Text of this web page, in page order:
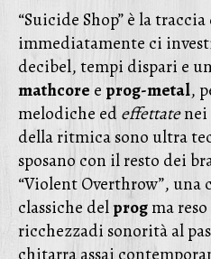
“Suicide Shop” è la
immediatamente ci
decibel, tempi dispari e
mathcore eprog-metal,
melodiche edeffettatenei
della ritmica sono ultra
sposano con il resto dei
“Violent Overthrow”, una
classiche delprogma
ricchezzadi sonorità al